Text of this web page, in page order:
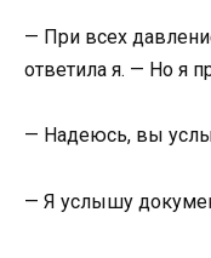
— При всех
ответила я. — Но я
— Надеюсь, вы
— Я услышу